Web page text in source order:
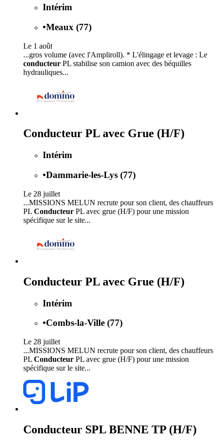
Intérim
•Meaux (77)
Le 1 août
...gros volume (avec l'Ampliroll). * L'élingage et levage : Le
conducteur PL stabilise son camion avec des béquilles
hydrauliques...
Conducteur PL avec Grue (H/F)
Intérim
•Dammarie-les-Lys (77)
Le 28 juillet
...MISSIONS MELUN recrute pour son client, des chauffeurs
PL Conducteur PL avec grue (H/F) pour une mission
spécifique sur le site...
Conducteur PL avec Grue (H/F)
Intérim
•Combs-la-Ville (77)
Le 28 juillet
...MISSIONS MELUN recrute pour son client, des chauffeurs
PL Conducteur PL avec grue (H/F) pour une mission
spécifique sur le site...
Conducteur SPL BENNE TP (H/F)